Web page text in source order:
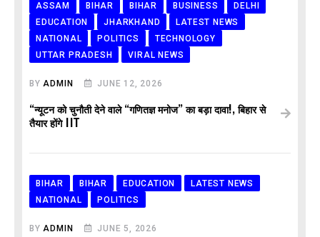
ASSAM BIHAR BIHAR BUSINESS
DELHI
EDUCATION
JHARKHAND
LATEST NEWS
NATIONAL
POLITICS
TECHNOLOGY
UTTAR PRADESH
VIRAL NEWS
BYADMIN JUNE 12, 2026
“न्यूटन को चुनौती देने वाले “गणितज्ञ मनोज” का बड़ा दावा!, बिहार से
तैयार होंगे IIT
BIHAR BIHAR EDUCATION
LATEST NEWS
NATIONAL
POLITICS
BYADMIN JUNE 5, 2026